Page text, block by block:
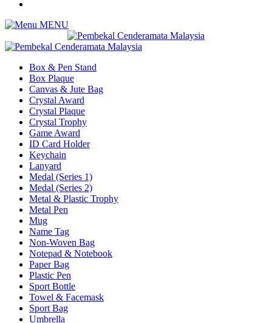
MENU
Box & Pen Stand
Box Plaque
Canvas & Jute Bag
Crystal Award
Crystal Plaque
Crystal Trophy
Game Award
ID Card Holder
Keychain
Lanyard
Medal (Series 1)
Medal (Series 2)
Metal & Plastic Trophy
Metal Pen
Mug
Name Tag
Non-Woven Bag
Notepad & Notebook
Paper Bag
Plastic Pen
Sport Bottle
Towel & Facemask
Sport Bag
Umbrella